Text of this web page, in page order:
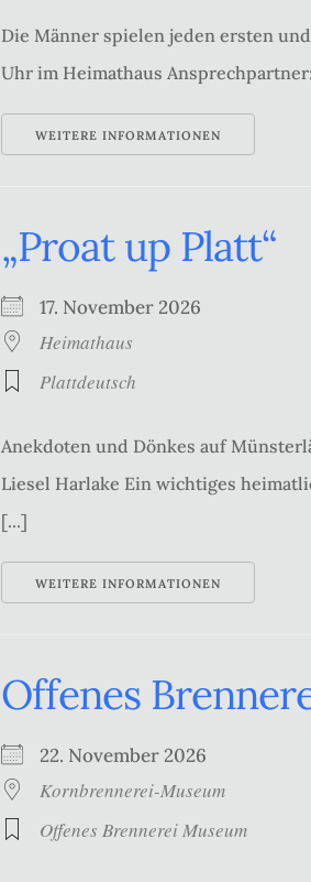
Die Männer spielen jeden ersten
Uhr im Heimathaus
WEITERE INFORMATIONEN
„Proat up Platt“
17. November 2026
Heimathaus
Plattdeutsch
Anekdoten und Dönkes auf
Liesel Harlake Ein wichtiges
[...]
WEITERE INFORMATIONEN
Offenes
22. November 2026
Kornbrennerei-Museum
Offenes Brennerei Museum